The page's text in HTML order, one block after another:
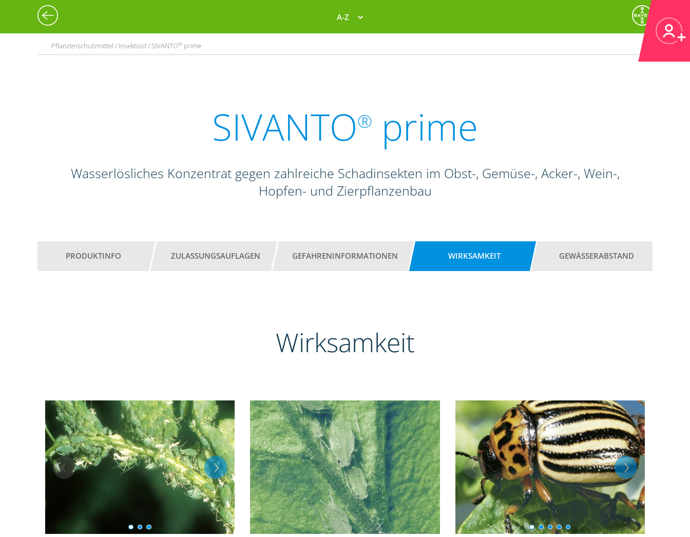
A-Z
Pflanzenschutzmittel / Insektizid / SIVANTO® prime
SIVANTO® prime
Wasserlösliches Konzentrat gegen zahlreiche Schadinsekten im Obst-, Gemüse-, Acker-, Wein-,
Hopfen- und Zierpflanzenbau
PRODUKTINFO ZULASSUNGSAUFLAGEN GEFAHRENINFORMATIONEN WIRKSAMKEIT GEWÄSSERABSTAND
Wirksamkeit